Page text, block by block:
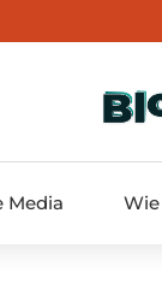
Media